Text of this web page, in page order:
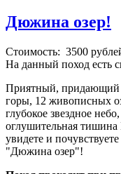
Дюжина озер!
Стоимость: 3500
На данный поход есть
Приятный, придающий
горы, 12 живописных
глубокое звездное
оглушительная
увидете и
"Дюжина озер"!